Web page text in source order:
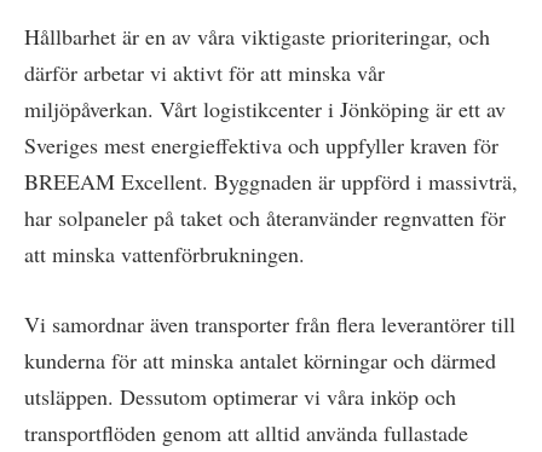
Hållbarhet är en av våra viktigaste prioriteringar, och
därför arbetar vi aktivt för att minska vår
miljöpåverkan. Vårt logistikcenter i Jönköping är ett av
Sveriges mest energieffektiva och uppfyller kraven för
BREEAM Excellent. Byggnaden är uppförd i massivträ,
har solpaneler på taket och återanvänder regnvatten för
att minska vattenförbrukningen.
Vi samordnar även transporter från flera leverantörer till
kunderna för att minska antalet körningar och därmed
utsläppen. Dessutom optimerar vi våra inköp och
transportflöden genom att alltid använda fullastade